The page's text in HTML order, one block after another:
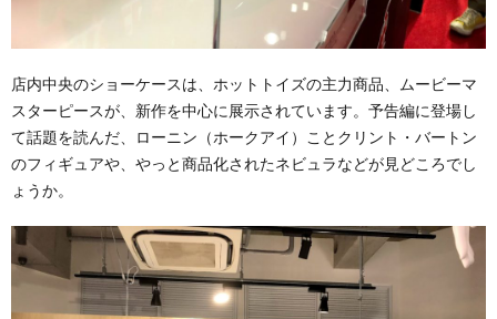
店内中央のショーケースは、ホットトイズの主力商品、ムービーマ
スターピースが、新作を中心に展示されています。予告編に登場し
て話題を読んだ、ローニン（ホークアイ）ことクリント・バートン
のフィギュアや、やっと商品化されたネビュラなどが見どころでし
ょうか。